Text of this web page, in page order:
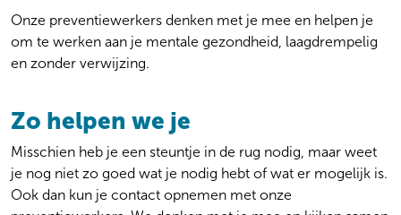
Beschermd Wonen
Crisis
Dwang
Forensische zorg
Ouderenpsychiatrie
Preventie
Psychose
Stemming
Familie en naasten
Verwijzers
Praktisch
Wachttijden
Kosten
Veelgestelde vragen
Over onze zorg aan jou
Algemeen
Onze preventiewerkers denken met je mee en helpen je
om te werken aan je mentale gezondheid, laagdrempelig
en zonder verwijzing.
Zo helpen we je
Misschien heb je een steuntje in de rug nodig, maar weet
je nog niet zo goed wat je nodig hebt of wat er mogelijk is.
Ook dan kun je contact opnemen met onze